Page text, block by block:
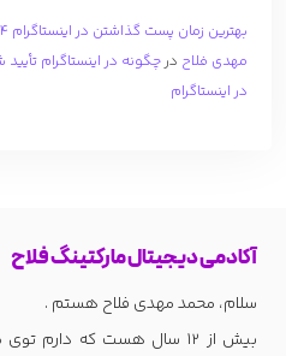
مهدی فلاح در
در اینستاگرام
آکادمی دیجیتال مارکتینگ فلاح
سلام، محمد مهدی فلاح هستم .
بیش از 12 سال هست که دارم